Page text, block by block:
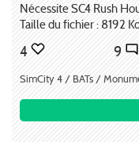
Nécessite SC4 Rush
Taille du fichier : 8192
4 9
SimCity 4 / BATs /